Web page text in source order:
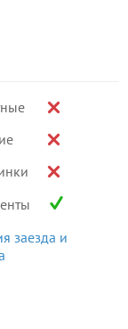
заезда и